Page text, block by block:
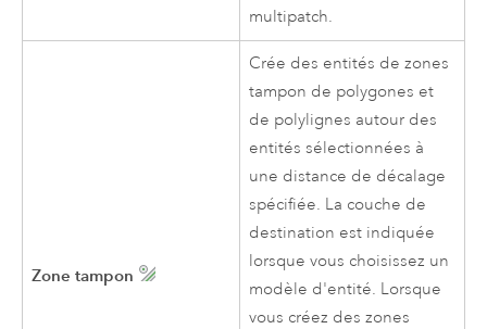
multipatch.
Zone tampon
Crée des entités de zones
tampon de polygones et
de polylignes autour des
entités sélectionnées à
une distance de décalage
spécifiée. La couche de
destination est indiquée
lorsque vous choisissez un
modèle d'entité. Lorsque
vous créez des zones